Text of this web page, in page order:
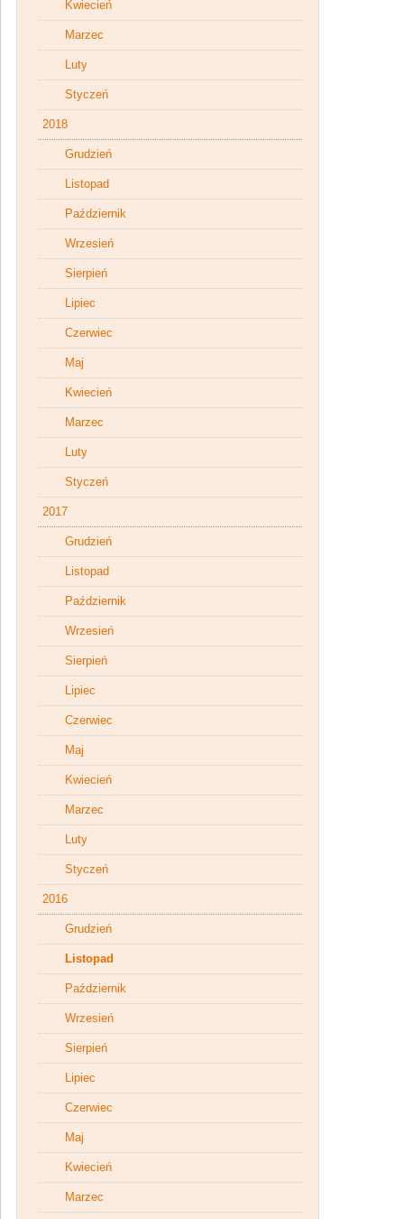
Kwiecień
Marzec
Luty
Styczeń
2018
Grudzień
Listopad
Październik
Wrzesień
Sierpień
Lipiec
Czerwiec
Maj
Kwiecień
Marzec
Luty
Styczeń
2017
Grudzień
Listopad
Październik
Wrzesień
Sierpień
Lipiec
Czerwiec
Maj
Kwiecień
Marzec
Luty
Styczeń
2016
Grudzień
Listopad
Październik
Wrzesień
Sierpień
Lipiec
Czerwiec
Maj
Kwiecień
Marzec